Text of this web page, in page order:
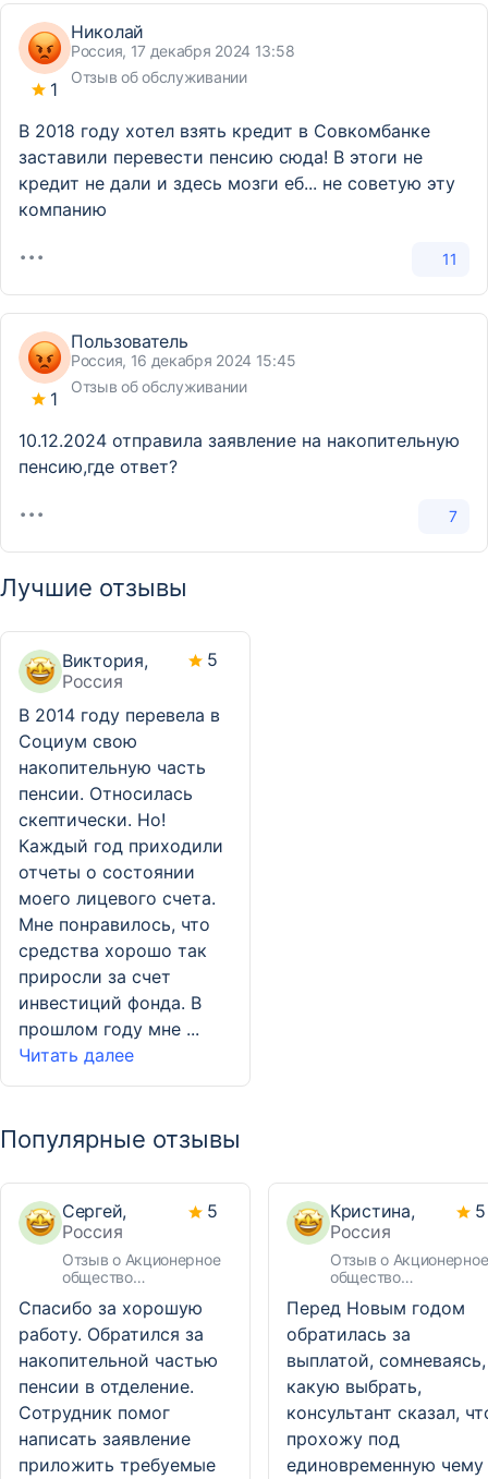
1
Николай
Россия, 17 декабря 2024 13:58
Отзыв об обслуживании
В 2018 году хотел взять кредит в Совкомбанке
заставили перевести пенсию сюда! В этоги не
кредит не дали и здесь мозги еб... не советую эту
компанию
11
1
Пользователь
Россия, 16 декабря 2024 15:45
Отзыв об обслуживании
10.12.2024 отправила заявление на накопительную
пенсию,где ответ?
7
Лучшие отзывы
Виктория,
Россия
5
В 2014 году перевела в
Социум свою
накопительную часть
пенсии. Относилась
скептически. Но!
Каждый год приходили
отчеты о состоянии
моего лицевого счета.
Мне понравилось, что
средства хорошо так
приросли за счет
инвестиций фонда. В
прошлом году мне ...
Читать далее
Популярные отзывы
Сергей,
Россия
Отзыв о Акционерное
общество
пенсионный фонд «ВТБ
«Пенсионный фонд»
5
Спасибо за хорошую
работу. Обратился за
накопительной частью
пенсии в отделение.
Сотрудник помог
написать заявление
приложить требуемые
Кристина,
Россия
Отзыв о Акционерное
общество
пенсионный фонд
«Пенсионный фонд»
5
Перед Новым годом
обратилась за
выплатой, сомневаясь,
какую выбрать,
консультант сказал,
прохожу под
единовременную чему